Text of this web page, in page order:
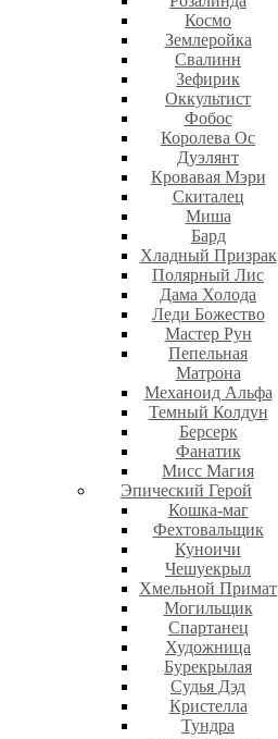
Космо
Землеройка
Свалинн
Зефирик
Оккультист
Фобос
Королева Ос
Дуэлянт
Кровавая Мэри
Скиталец
Миша
Бард
Хладный Призрак
Полярный Лис
Дама Холода
Леди Божество
Мастер Рун
Пепельная
Матрона
Механоид Альфа
Темный Колдун
Берсерк
Фанатик
Мисс Магия
Эпический Герой
Кошка-маг
Фехтовальщик
Куноичи
Чешуекрыл
Хмельной Примат
Могильщик
Спартанец
Художница
Бурекрылая
Судья Дэд
Кристелла
Тундра